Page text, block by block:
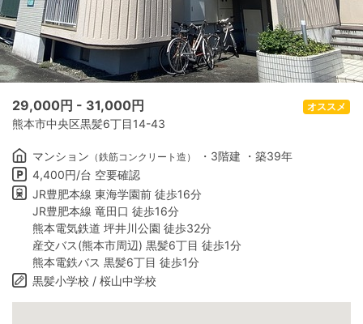
29,000円 - 31,000円
熊本市中央区黒髪6丁目14-43
オススメ
マンション （鉄筋コンクリート造）
・3階建 ・築39年
4,400円/台 空要確認
JR豊肥本線 東海学園前 徒歩16分
JR豊肥本線 竜田口 徒歩16分
熊本電気鉄道 坪井川公園 徒歩32分
産交バス(熊本市周辺) 黒髪6丁目 徒歩1分
熊本電鉄バス 黒髪6丁目 徒歩1分
黒髪小学校 / 桜山中学校